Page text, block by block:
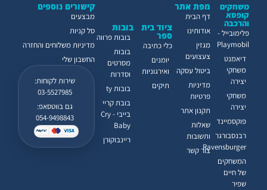
קישורים נוספים
מבצעים
סל קניות
מדיניות משלוחים והחזרה
החשבון שלי
שירות לקוחות:
03-5527985
גם בווטסאפ:
054-9498843
ציוד בית
ספר
כלי כתיבה
יומנים
ואירגוניות
תיקים
בובות
בובות פרווה
בובות
מסרטים
וסדרות
בובות ty
בובת קריי
בייבי - Cry
Baby
ריינבוקורן
משחקים
קופסא
והרכבה
פלימובייל -
Playmobil
דיאמנט
משחקי
יצירה
משחקי
יצירה
פוקסמיינד
רבנסבורגר
Ravensburger
המשחקים
של חיים
שפיר
מפת אתר
דף הבית
אודותינו
מגזין
צעצועים
ביטול עסקה
מדיניות
פרטיות
תקנון אתר
שאלות
ותשובות
צור קשר